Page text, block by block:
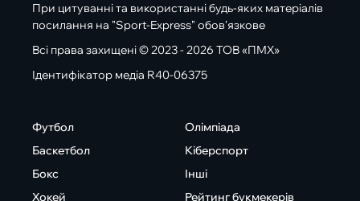
При цитуванні та використанні будь-яких матеріалів
посилання на "Sport-Express" обов'язкове
Всі права захищені © 2023 - 2026 ТОВ «ПМХ»
Ідентифікатор медіа R40-06375
Футбол
Баскетбол
Бокс
Хокей
Олімпіада
Кіберспорт
Інші
Рейтинг букмекерів